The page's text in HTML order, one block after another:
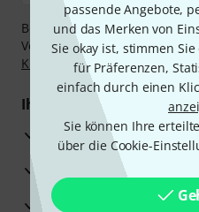
passende Angebote,
und das Merken von
Sie okay ist, stimmen
für Präferenzen,
einfach durch einen
Sie können Ihre
über die Cookie-
Bezahlen Sie vertraulich
Vorkasse, PayPal, Amazon
Klarna Ratenzahlungoder
Ihre Vorteile
3 Jahre Thomann Garantie
30 Tage Money-Back-
Reparaturservice